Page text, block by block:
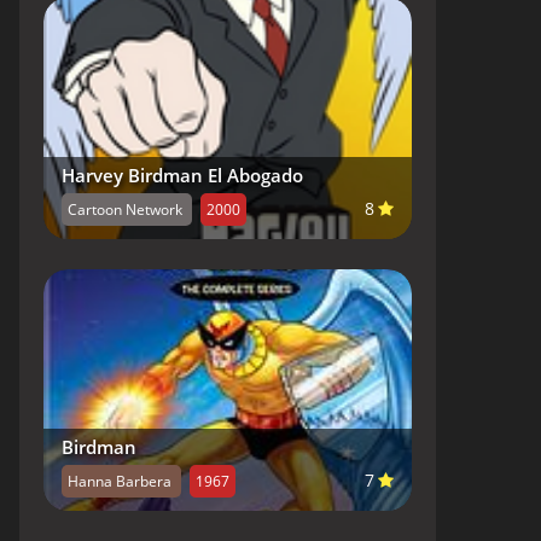
Harvey Birdman El Abogado
Cartoon Network 2000 8
Birdman
Hanna Barbera 1967 7